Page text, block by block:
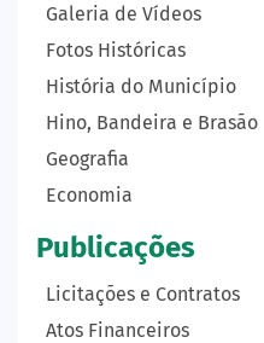
Galeria de Vídeos
Fotos Históricas
História do Município
Hino, Bandeira e Brasão
Geografia
Economia
Publicações
Licitações e Contratos
Atos Financeiros